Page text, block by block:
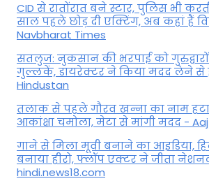
CID से रातोंरात बने स्टार, पुलिस भी
साल पहले छोड़ दी एक्टिंग, अब कहां हैं
Navbharat Times
सतलुज: नुकसान की भरपाई को
गुल्लकें, डायरेक्टर ने किया मदद लेने से
Hindustan
तलाक से पहले गौरव खन्ना का नाम
आकांक्षा चमोला, मेटा से मांगी मदद -
गाने से मिला मूवी बनाने का आइडिया,
बनाया हीरो, फ्लॉप एक्टर ने जीता
hindi.news18.com